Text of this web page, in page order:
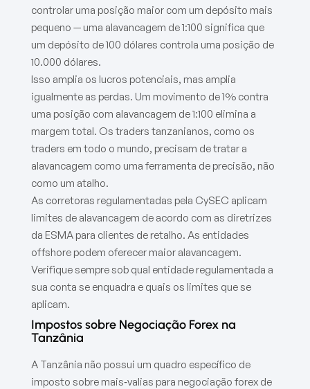
controlar uma posição maior com um depósito mais
pequeno — uma alavancagem de 1:100 significa que
um depósito de 100 dólares controla uma posição de
10.000 dólares.
Isso amplia os lucros potenciais, mas amplia
igualmente as perdas. Um movimento de 1% contra
uma posição com alavancagem de 1:100 elimina a
margem total. Os traders tanzanianos, como os
traders em todo o mundo, precisam de tratar a
alavancagem como uma ferramenta de precisão, não
como um atalho.
As corretoras regulamentadas pela CySEC aplicam
limites de alavancagem de acordo com as diretrizes
da ESMA para clientes de retalho. As entidades
offshore podem oferecer maior alavancagem.
Verifique sempre sob qual entidade regulamentada a
sua conta se enquadra e quais os limites que se
aplicam.
Impostos sobre Negociação Forex na
Tanzânia
A Tanzânia não possui um quadro específico de
imposto sobre mais‑valias para negociação forex de